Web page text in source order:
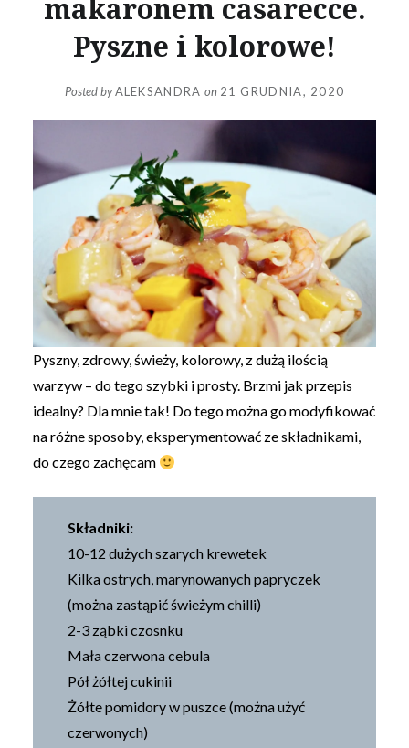
makaronem casarecce.
Pyszne i kolorowe!
Posted byALEKSANDRA on 21 GRUDNIA, 2020
Pyszny, zdrowy, świeży, kolorowy, z dużą ilością
warzyw – do tego szybki i prosty. Brzmi jak przepis
idealny? Dla mnie tak! Do tego można go modyfikować
na różne sposoby, eksperymentować ze składnikami,
do czego zachęcam
Składniki:
10-12 dużych szarych krewetek
Kilka ostrych, marynowanych papryczek
(można zastąpić świeżym chilli)
2-3 ząbki czosnku
Mała czerwona cebula
Pół żółtej cukinii
Żółte pomidory w puszce (można użyć
czerwonych)